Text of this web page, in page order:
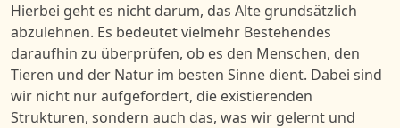
Hierbei geht es nicht darum, das Alte grundsätzlich
abzulehnen. Es bedeutet vielmehr Bestehendes
daraufhin zu überprüfen, ob es den Menschen, den
Tieren und der Natur im besten Sinne dient. Dabei sind
wir nicht nur aufgefordert, die existierenden
Strukturen, sondern auch das, was wir gelernt und